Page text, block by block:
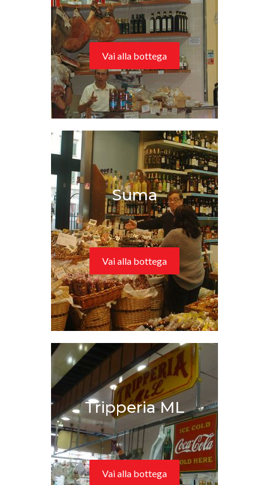
Vai alla bottega
Suma
Vai alla bottega
Tripperia ML
Vai alla bottega